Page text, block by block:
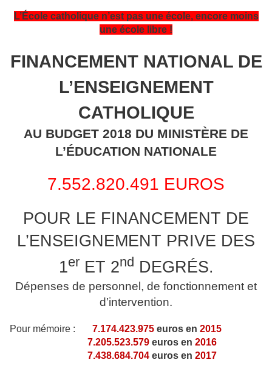
L’École catholique n’est pas une école, encore moins
une école libre !
FINANCEMENT NATIONAL DE
L’ENSEIGNEMENT
CATHOLIQUE
AU BUDGET 2018 DU MINISTÈRE DE
L’ÉDUCATION NATIONALE
7.552.820.491 EUROS
POUR LE FINANCEMENT DE
L’ENSEIGNEMENT PRIVE DES
1er ET 2nd DEGRÉS.
Dépenses de personnel, de fonctionnement et
d’intervention.
Pour mémoire : 7.174.423.975 euros en 2015
7.205.523.579 euros en 2016
7.438.684.704 euros en 2017